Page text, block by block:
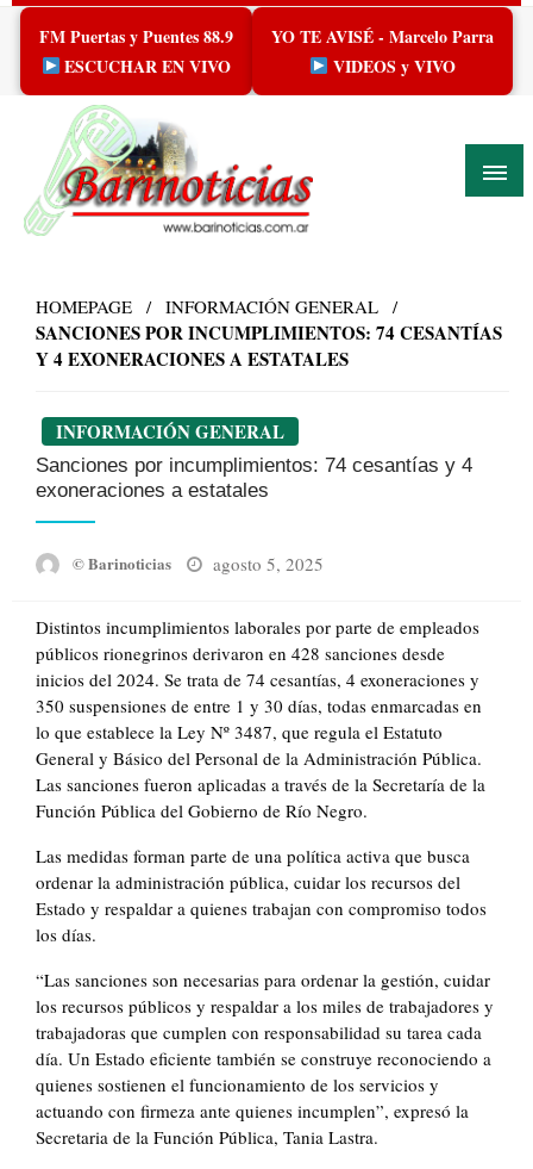
Skip
content
FM Puertas y Puentes 88.9
ESCUCHAR EN VIVO
YO TE AVISÉ - Marcelo Parra
VIDEOS y VIVO
HOMEPAGE INFORMACIÓN GENERAL
SANCIONES POR INCUMPLIMIENTOS: 74 CESANTÍAS
Y 4 EXONERACIONES A ESTATALES
INFORMACIÓN GENERAL
Sanciones por incumplimientos: 74 cesantías y 4
exoneraciones a estatales
© Barinoticias
Posted
agosto 5, 2025
Distintos incumplimientos laborales por parte de empleados
públicos rionegrinos derivaron en 428 sanciones desde
inicios del 2024. Se trata de 74 cesantías, 4 exoneraciones y
350 suspensiones de entre 1 y 30 días, todas enmarcadas en
lo que establece la Ley Nº 3487, que regula el Estatuto
General y Básico del Personal de la Administración Pública.
Las sanciones fueron aplicadas a través de la Secretaría de la
Función Pública del Gobierno de Río Negro.
Las medidas forman parte de una política activa que busca
ordenar la administración pública, cuidar los recursos del
Estado y respaldar a quienes trabajan con compromiso todos
los días.
“Las sanciones son necesarias para ordenar la gestión, cuidar
los recursos públicos y respaldar a los miles de trabajadores y
trabajadoras que cumplen con responsabilidad su tarea cada
día. Un Estado eficiente también se construye reconociendo a
quienes sostienen el funcionamiento de los servicios y
actuando con firmeza ante quienes incumplen”, expresó la
Secretaria de la Función Pública, Tania Lastra.